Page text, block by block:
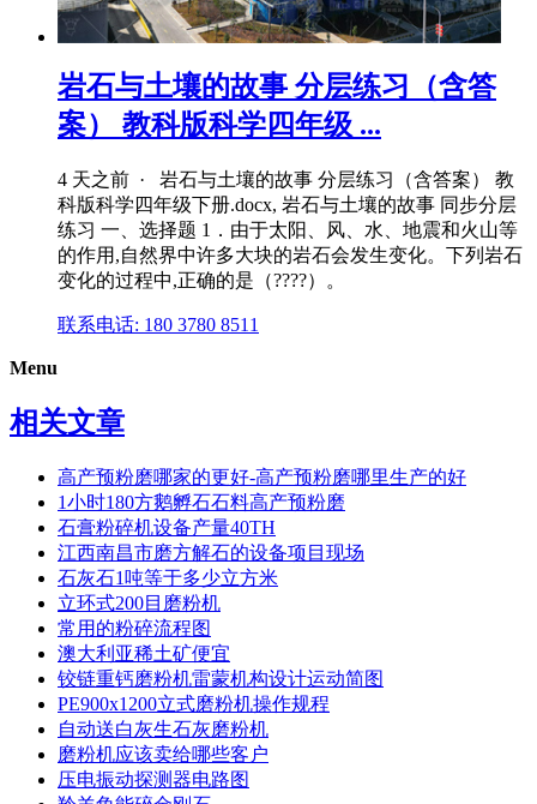
岩石与土壤的故事 分层练习（含答
案） 教科版科学四年级 ...
4 天之前 · 岩石与土壤的故事 分层练习（含答案） 教
科版科学四年级下册.docx, 岩石与土壤的故事 同步分层
练习 一、选择题 1．由于太阳、风、水、地震和火山等
的作用,自然界中许多大块的岩石会发生变化。下列岩石
变化的过程中,正确的是（????）。
联系电话: 180 3780 8511
Menu
相关文章
高产预粉磨哪家的更好-高产预粉磨哪里生产的好
1小时180方鹅孵石石料高产预粉磨
石膏粉碎机设备产量40TH
江西南昌市磨方解石的设备项目现场
石灰石1吨等于多少立方米
立环式200目磨粉机
常用的粉碎流程图
澳大利亚稀土矿便宜
铰链重钙磨粉机雷蒙机构设计运动简图
PE900x1200立式磨粉机操作规程
自动送白灰生石灰磨粉机
磨粉机应该卖给哪些客户
压电振动探测器电路图